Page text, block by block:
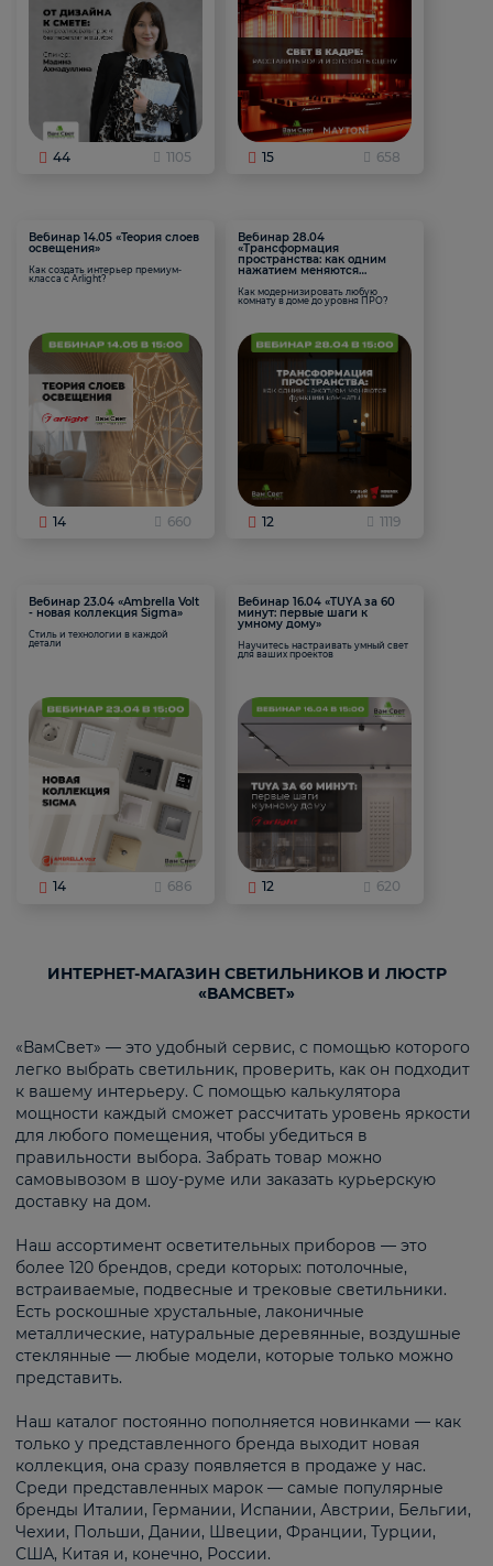
44 1105 15 658
Вебинар 14.05 «Теория слоев
освещения»
Как создать интерьер премиум-
класса с Arlight?
14 660
Вебинар 28.04
«Трансформация
пространства: как одним
нажатием меняются
Как модернизировать любую
комнату в доме до уровня ПРО?
12 1119
Вебинар 23.04 «Ambrella Volt
- новая коллекция Sigma»
Стиль и технологии в каждой
детали
14 686
Вебинар 16.04 «TUYA за 60
минут: первые шаги к
умному дому»
Научитесь настраивать умный свет
для ваших проектов
12 620
ИНТЕРНЕТ-МАГАЗИН СВЕТИЛЬНИКОВ И ЛЮСТР
«ВАМСВЕТ»
«ВамСвет» — это удобный сервис, с помощью которого
легко выбрать светильник, проверить, как он подходит
к вашему интерьеру. С помощью калькулятора
мощности каждый сможет рассчитать уровень яркости
для любого помещения, чтобы убедиться в
правильности выбора. Забрать товар можно
самовывозом в шоу-руме или заказать курьерскую
доставку на дом.
Наш ассортимент осветительных приборов — это
более 120 брендов, среди которых: потолочные,
встраиваемые, подвесные и трековые светильники.
Есть роскошные хрустальные, лаконичные
металлические, натуральные деревянные, воздушные
стеклянные — любые модели, которые только можно
представить.
Наш каталог постоянно пополняется новинками — как
только у представленного бренда выходит новая
коллекция, она сразу появляется в продаже у нас.
Среди представленных марок — самые популярные
бренды Италии, Германии, Испании, Австрии, Бельгии,
Чехии, Польши, Дании, Швеции, Франции, Турции,
США, Китая и, конечно, России.